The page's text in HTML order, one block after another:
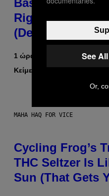
Basically a
Rig, And
(Deal Alert!)
1 ώρα πριν
Κείμενο
MAHA HAQ FOR VICE
Cycling Frog’s
THC Seltzer Is
Sun (That Gets
See
Or,